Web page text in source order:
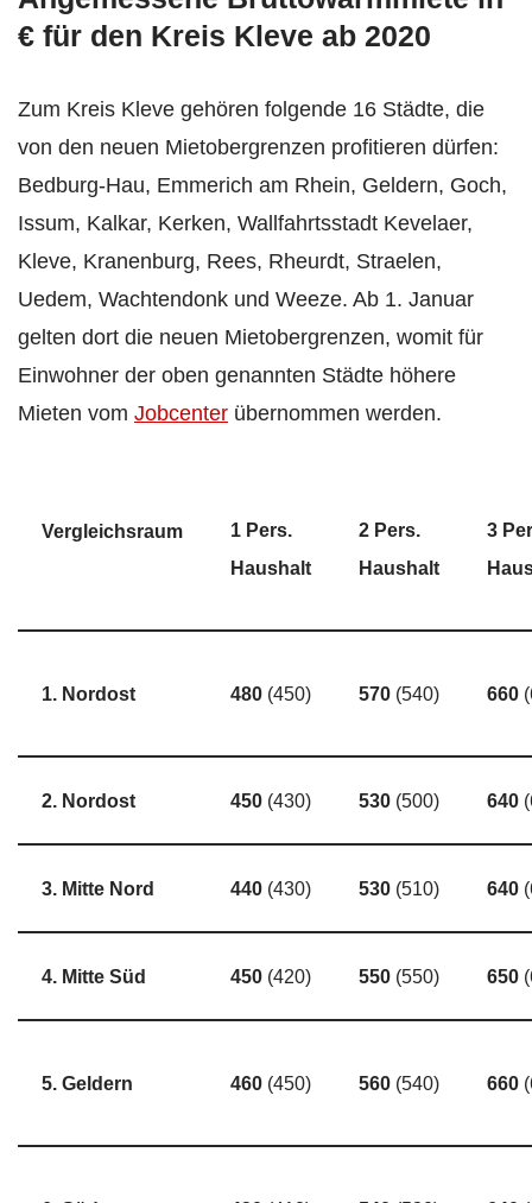
€ für den Kreis Kleve ab 2020
Zum Kreis Kleve gehören folgende 16 Städte, die
von den neuen Mietobergrenzen profitieren dürfen:
Bedburg-Hau, Emmerich am Rhein, Geldern, Goch,
Issum, Kalkar, Kerken, Wallfahrtsstadt Kevelaer,
Kleve, Kranenburg, Rees, Rheurdt, Straelen,
Uedem, Wachtendonk und Weeze. Ab 1. Januar
gelten dort die neuen Mietobergrenzen, womit für
Einwohner der oben genannten Städte höhere
Mieten vom Jobcenter übernommen werden.
Vergleichsraum
1 Pers.
Haushalt
2 Pers.
Haushalt
3
1. Nordost 480 (450) 570 (540) 660
2. Nordost 450 (430) 530 (500) 640
3. Mitte Nord 440 (430) 530 (510) 640
4. Mitte Süd 450 (420) 550 (550) 650
5. Geldern 460 (450) 560 (540) 660